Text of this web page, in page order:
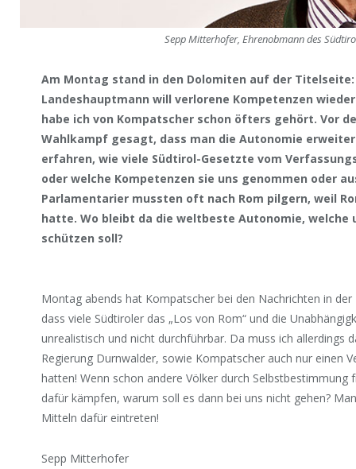
Sepp Mitterhofer, Ehrenobmann des
Am Montag stand in den Dolomiten auf der
Landeshauptmann will verlorene Kompetenzen
habe ich von Kompatscher schon öfters gehört. Vor
Wahlkampf gesagt, dass man die Autonomie
erfahren, wie viele Südtirol-Gesetzte vom
oder welche Kompetenzen sie uns genommen oder
Parlamentarier mussten oft nach Rom pilgern, weil
hatte. Wo bleibt da die weltbeste Autonomie,
schützen soll?
Montag abends hat Kompatscher bei den Nachrichten in
dass viele Südtiroler das „Los von Rom“ und die
unrealistisch und nicht durchführbar. Da muss ich allerdings
Regierung Durnwalder, sowie Kompatscher auch nur einen
hatten! Wenn schon andere Völker durch Selbstbestimmung
dafür kämpfen, warum soll es dann bei uns nicht gehen?
Mitteln dafür eintreten!
Sepp Mitterhofer